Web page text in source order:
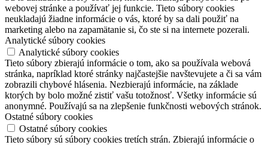
webovej stránke a používať jej funkcie. Tieto súbory cookies
neukladajú žiadne informácie o vás, ktoré by sa dali použiť na
marketing alebo na zapamätanie si, čo ste si na internete pozerali.
Analytické súbory cookies
Analytické súbory cookies
Tieto súbory zbierajú informácie o tom, ako sa používala webová
stránka, napríklad ktoré stránky najčastejšie navštevujete a či sa vám
zobrazili chybové hlásenia. Nezbierajú informácie, na základe
ktorých by bolo možné zistiť vašu totožnosť. Všetky informácie sú
anonymné. Používajú sa na zlepšenie funkčnosti webových stránok.
Ostatné súbory cookies
Ostatné súbory cookies
Tieto súbory sú súbory cookies tretích strán. Zbierajú informácie o